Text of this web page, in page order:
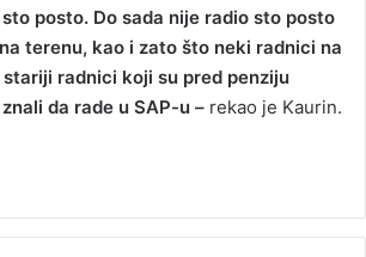
posto. Do sada nije radio sto posto
terenu, kao i zato što neki radnici na
radnici koji su pred penziju
da rade u SAP-u – rekao je Kaurin.